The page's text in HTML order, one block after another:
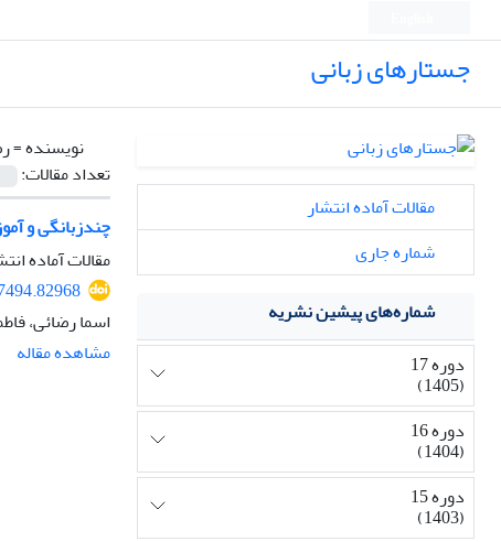
جستارهای زبانی
نویسنده =
تعداد مقالات:
چندزبانگی و آموزش در
مقالات آماده
اسما رضائی،
مشاهده مقاله
مقالات آماده انتشار
شماره جاری
شماره‌های پیشین نشریه
دوره 17
(1405)
دوره 16
(1404)
دوره 15
(1403)